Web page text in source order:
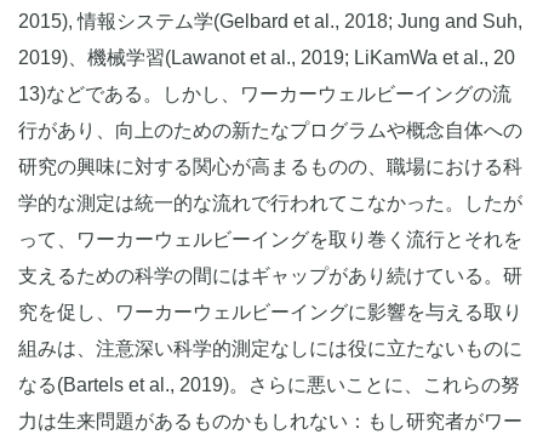
2015), 情報システム学(Gelbard et al., 2018; Jung and Suh,
2019)、機械学習(Lawanot et al., 2019; LiKamWa et al., 20
13)などである。しかし、ワーカーウェルビーイングの流
行があり、向上のための新たなプログラムや概念自体への
研究の興味に対する関心が高まるものの、職場における科
学的な測定は統一的な流れで行われてこなかった。したが
って、ワーカーウェルビーイングを取り巻く流行とそれを
支えるための科学の間にはギャップがあり続けている。研
究を促し、ワーカーウェルビーイングに影響を与える取り
組みは、注意深い科学的測定なしには役に立たないものに
なる(Bartels et al., 2019)。さらに悪いことに、これらの努
力は生来問題があるものかもしれない：もし研究者がワー